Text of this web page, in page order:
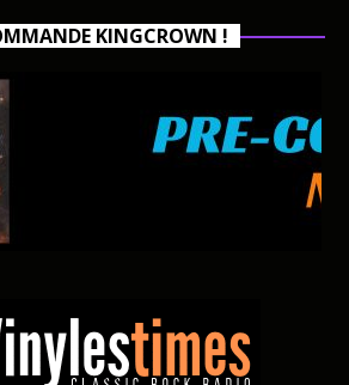
KINGCROWN !